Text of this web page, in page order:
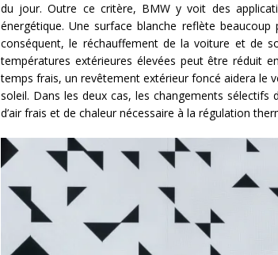
du jour. Outre ce critère, BMW y voit des
énergétique. Une surface blanche reflète
conséquent, le réchauffement de la voiture et de
températures extérieures élevées peut être réduit
temps frais, un revêtement extérieur foncé aidera le
soleil. Dans les deux cas, les changements
d’air frais et de chaleur nécessaire à la régulation